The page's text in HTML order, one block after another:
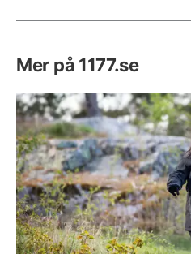
Mer på 1177.se